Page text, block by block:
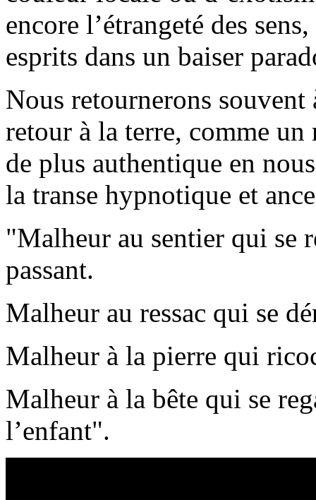
encore l’étrangeté des
esprits dans un baiser
Nous retournerons
retour à la terre, comme
de plus authentique en
la transe hypnotique et
"Malheur au sentier qui se
passant.
Malheur au ressac qui se
Malheur à la pierre qui
Malheur à la bête qui se
l’enfant".